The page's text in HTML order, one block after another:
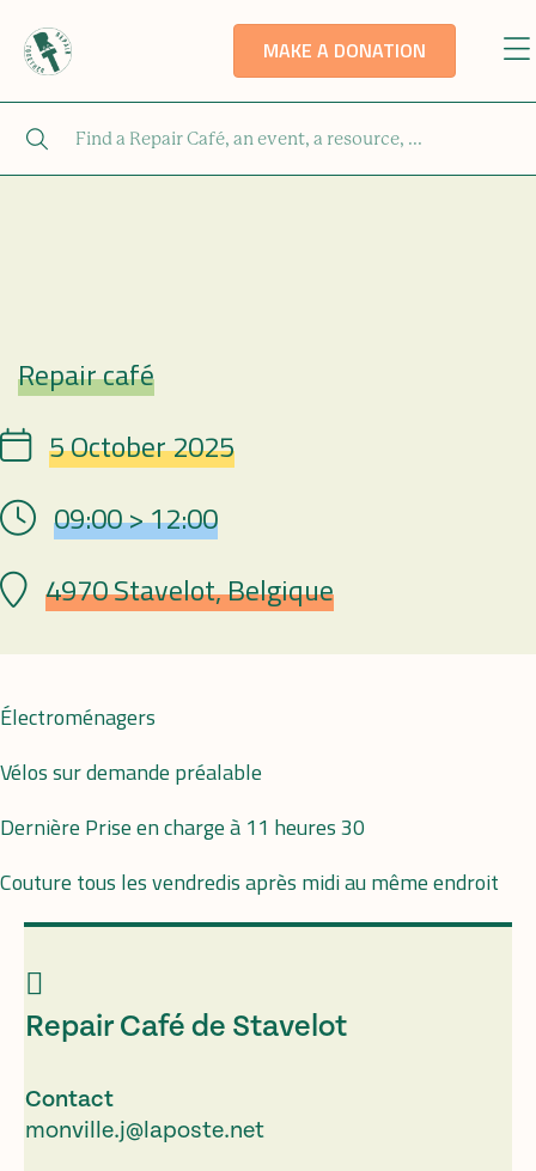
MAKE A DONATION
Repair Café
Repair café
Date 5 October 2025
Hour 09:00 > 12:00
Lieu 4970 Stavelot, Belgique
Électroménagers
Vélos sur demande préalable
Dernière Prise en charge à 11 heures 30
Couture tous les vendredis après midi au même endroit
Repair Café de Stavelot
Contact
monville.j@laposte.net